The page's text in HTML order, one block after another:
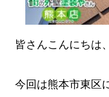
皆さんこんにちは
今回は熊本市東区